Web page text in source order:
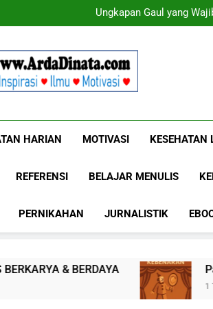
Ungkapan Gaul yang
Ungkapan Gaul yang
HARIAN MOTIVASI KESEHATAN
REFERENSI BELAJAR MENULIS
PERNIKAHAN JURNALISTIK
Panggung
1 Tahun Ago